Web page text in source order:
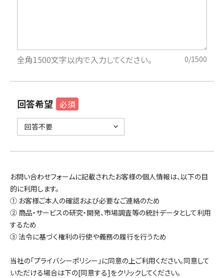
全角1500文字以内で入力してください。 0/1500
回答希望 必須
お問い合わせフォームに記載されたお客様の個人情報は、以下の目
的に利用します。
① お客様ご本人の確認および必要なご連絡のため
② 商品・サービスの研究・開発、市場調査等の統計データとして利用
するため
③ 法令に基づく権利の行使や義務の履行を行うため
当社の「プライバシーポリシー」に同意の上ご利用ください。同意して
いただける場合は下の[同意する]をクリックしてください。